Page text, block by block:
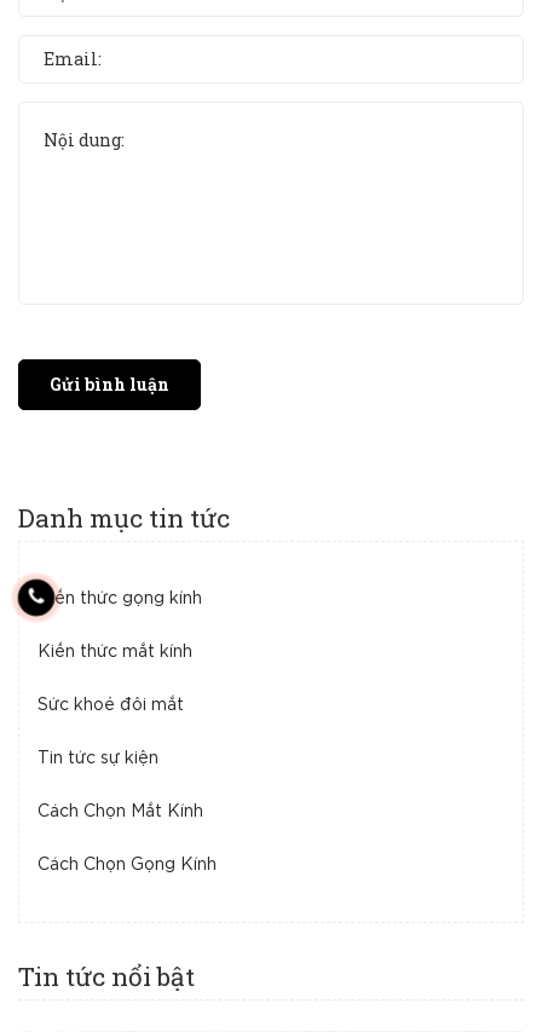
Gửi bình luận
Danh mục tin tức
Kiến thức gọng kính
Kiến thức mắt kính
Sức khoẻ đôi mắt
Tin tức sự kiện
Cách Chọn Mắt Kính
Cách Chọn Gọng Kính
Tin tức nổi bật